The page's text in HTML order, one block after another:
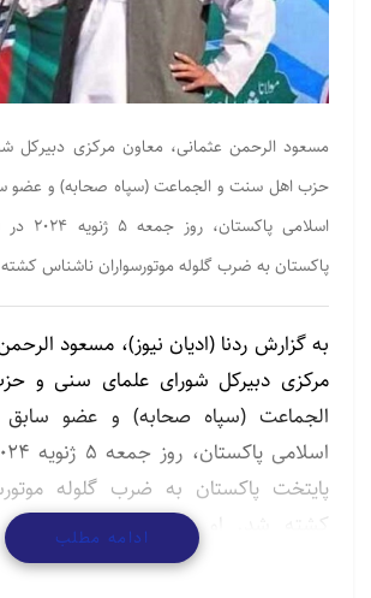
مسعود الرحمن عثمانی، معاون مرکزی دبیرکل
حزب اهل سنت و الجماعت (سپاه صحابه) و عضو
اسلامی
پاکستان به ضرب گلوله موتورسواران ناشناس
به گزارش ردنا (ادیان نیوز)، مسعود
مرکزی دبیرکل شورای علمای سنی و
الجماعت (سپاه صحابه) و عضو سابق
پایتخت پاکستان به ضرب گلوله
کشته شد. او در
پختونخواه پاکستان به دنیا آمده و
ادامه مطلب